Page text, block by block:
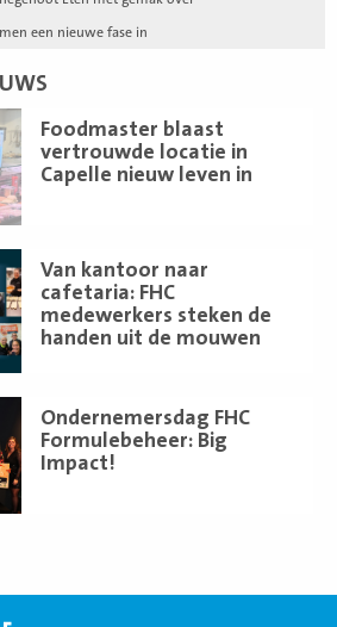
een nieuwe fase in
Foodmaster blaast
vertrouwde locatie in
Capelle nieuw leven in
Van kantoor naar
cafetaria: FHC
medewerkers steken de
handen uit de mouwen
Ondernemersdag FHC
Formulebeheer: Big
Impact!